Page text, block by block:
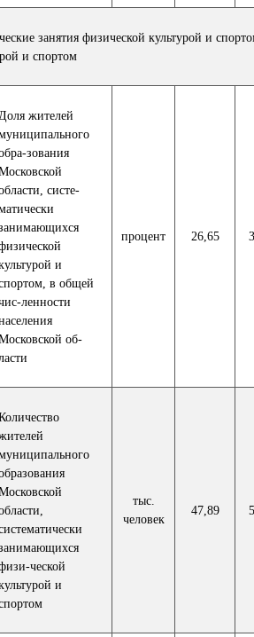
занятия физической культурой и
и спортом
Доля жителей
зования
систе-
и
в общей
ленности
об-
процент 26,65
ческой
и
тыс.
человек
47,89